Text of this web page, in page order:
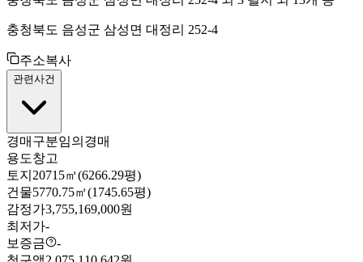
충청북도 음성군 삼성면 대정리 252-4
주소복사
관련사건
경매구분임의경매
용도창고
토지 20715㎡(6266.29평)
건물5770.75㎡(1745.65평)
감정가3,755,169,000원
최저가-
보증금
-